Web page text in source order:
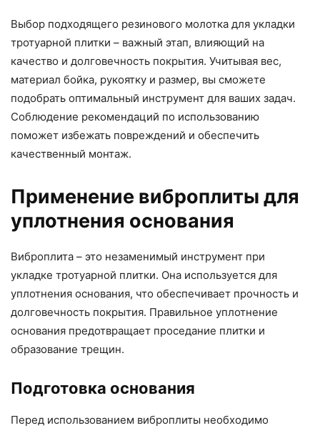
Выбор подходящего резинового молотка для укладки
тротуарной плитки – важный этап, влияющий на
качество и долговечность покрытия. Учитывая вес,
материал бойка, рукоятку и размер, вы сможете
подобрать оптимальный инструмент для ваших задач.
Соблюдение рекомендаций по использованию
поможет избежать повреждений и обеспечить
качественный монтаж.
Применение виброплиты для
уплотнения основания
Виброплита – это незаменимый инструмент при
укладке тротуарной плитки. Она используется для
уплотнения основания, что обеспечивает прочность и
долговечность покрытия. Правильное уплотнение
основания предотвращает проседание плитки и
образование трещин.
Подготовка основания
Перед использованием виброплиты необходимо